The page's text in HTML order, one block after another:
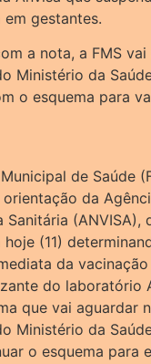
em gestantes.
a nota, a FMS vai
Ministério da
o esquema para
de Saúde
da
Sanitária (ANVISA),
(11)
da
do laboratório
que vai aguardar
Ministério da
o esquema para